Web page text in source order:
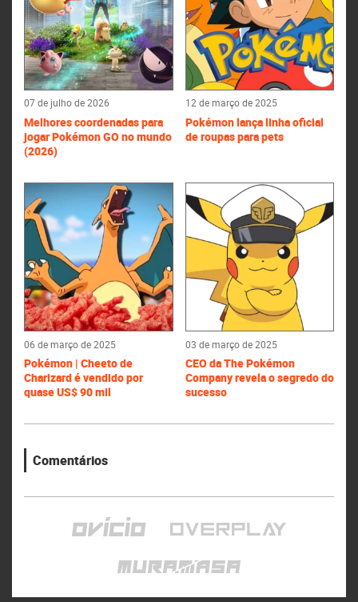
07 de julho de 2026
Melhores coordenadas para
jogar Pokémon GO no mundo
(2026)
12 de março de 2025
Pokémon lança linha oficial
de roupas para pets
06 de março de 2025
Pokémon | Cheeto de
Charizard é vendido por
quase US$ 90 mil
03 de março de 2025
CEO da The Pokémon
Company revela o segredo do
sucesso
Comentários